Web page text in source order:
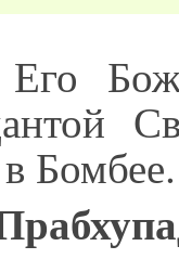
Его
Бомбее.